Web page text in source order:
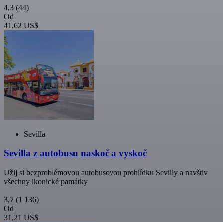
4,3 (44)
Od
41,62 US$
Sevilla
Sevilla z autobusu naskoč a vyskoč
Užij si bezproblémovou autobusovou prohlídku Sevilly a navštiv
všechny ikonické památky
3,7 (1 136)
Od
31,21 US$